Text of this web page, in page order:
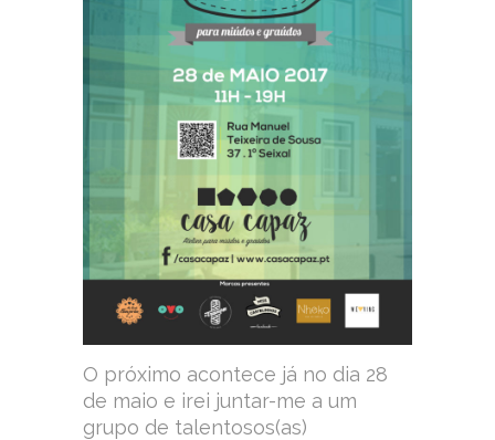
O próximo acontece já no dia 28
de maio e irei juntar-me a um
grupo de talentosos(as)